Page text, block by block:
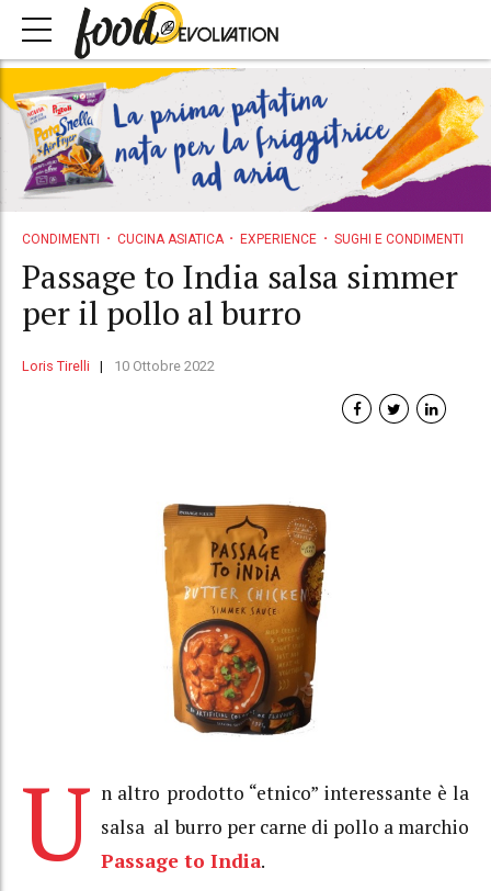
CONDIMENTI CUCINA ASIATICA EXPERIENCE SUGHI E CONDIMENTI
Passage to India salsa simmer
per il pollo al burro
Loris Tirelli 10 Ottobre 2022
U n altro prodotto “etnico” interessante è la
salsa al burro per carne di pollo a marchio
Passage to India.